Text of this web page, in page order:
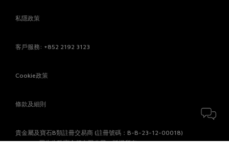
私隱政策
客戶服務: +852 2192 3123
Cookie政策
條款及細則
貴金屬及寶石B類註冊交易商 (註冊號碼：B-B-23-12-00018)
© 2026 周生生珠寶金行有限公司。版權所有。